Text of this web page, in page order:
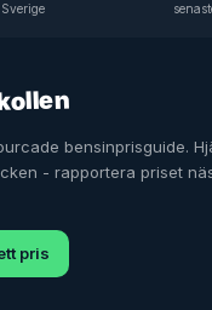
bensinprisguide.
- rapportera priset
pris